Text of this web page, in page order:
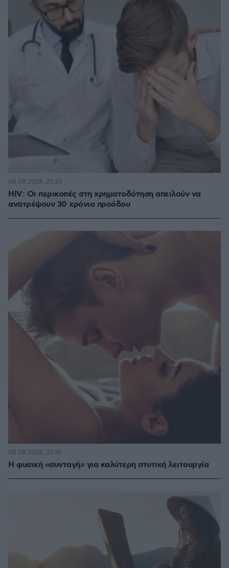
HIV: Οι περικοπές στη χρηματοδότηση απειλούν να
ανατρέψουν 30 χρόνια προόδου
08.08.2026, 23:20
Η φυσική «συνταγή» για καλύτερη στυτική λειτουργία
08.08.2026, 22:10